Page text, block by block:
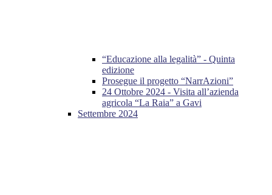
“Educazione alla legalità” - Quinta
edizione
Prosegue il progetto “NarrAzioni”
24 Ottobre 2024 - Visita all’azienda
agricola “La Raia” a Gavi
Settembre 2024